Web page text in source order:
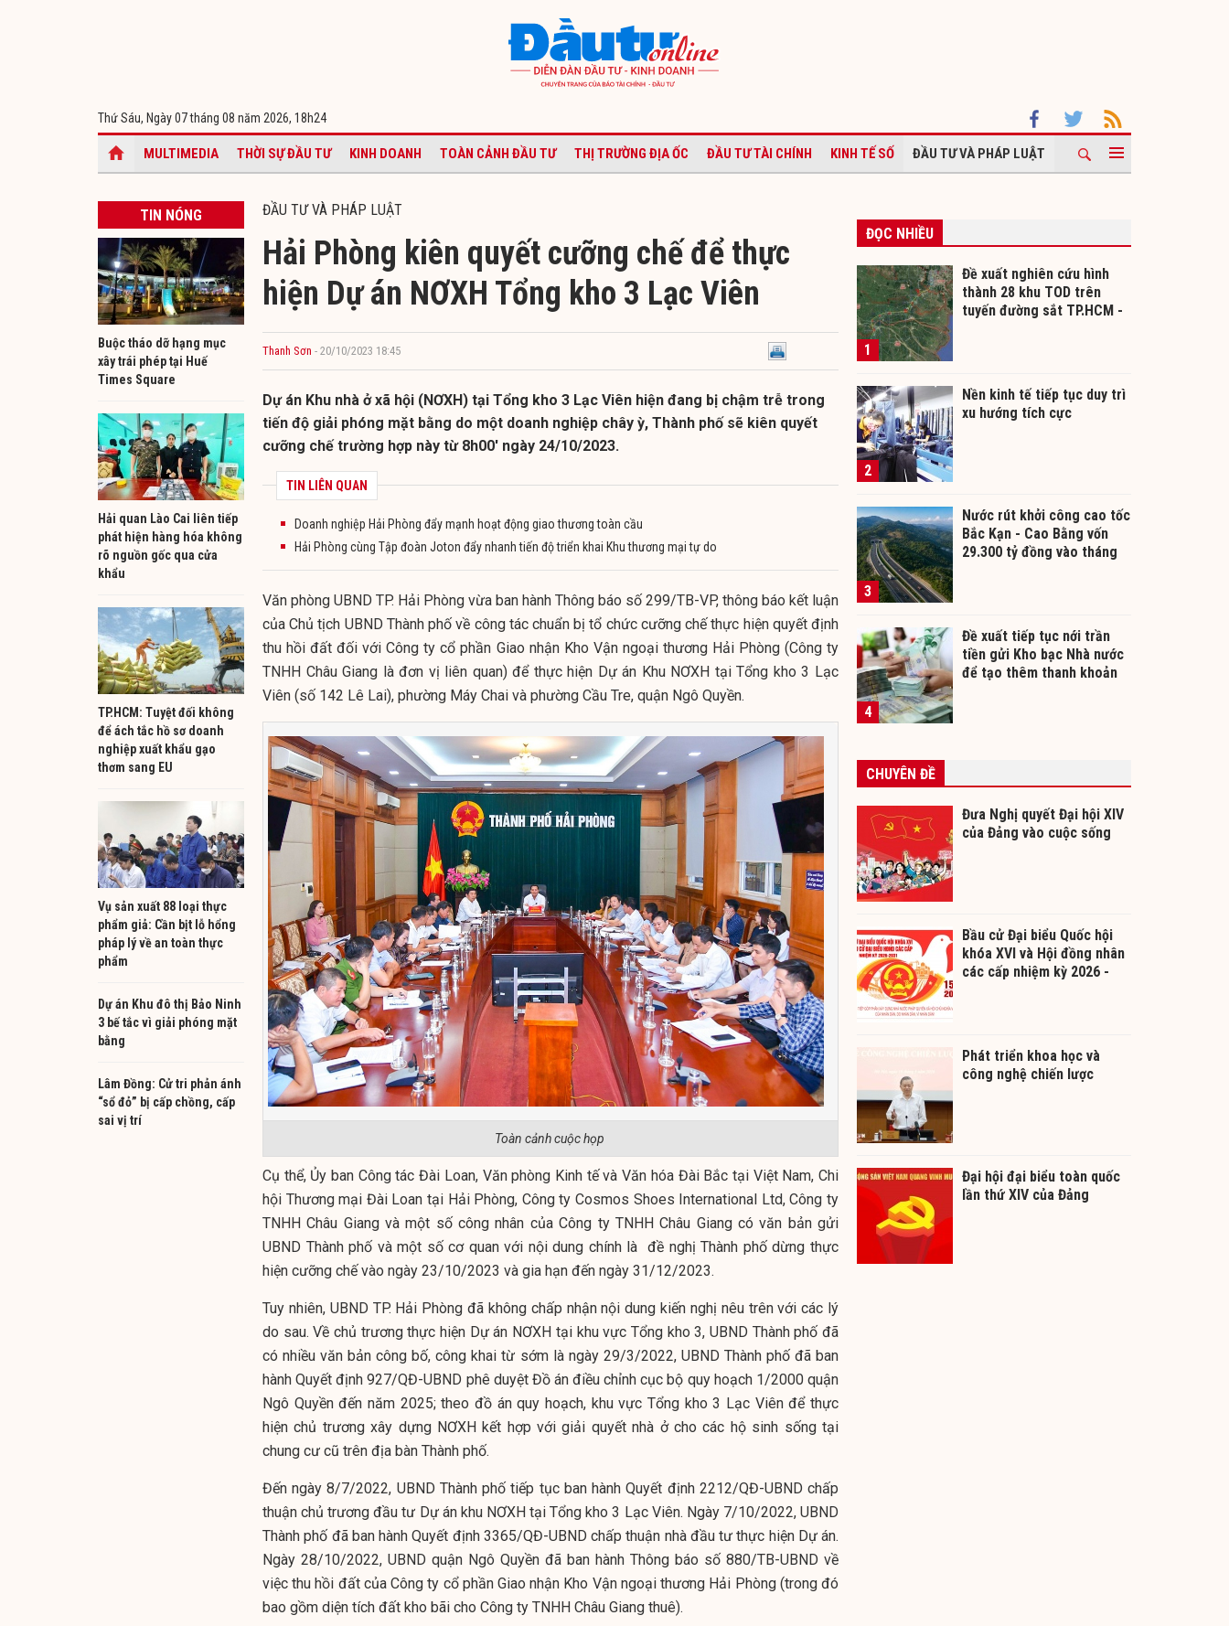
Thứ Sáu, Ngày 07 tháng 08 năm 2026, 18h24
MULTIMEDIA THỜI SỰ ĐẦU TƯ KINH DOANH TOÀN CẢNH ĐẦU TƯ THỊ TRƯỜNG ĐỊA ỐC ĐẦU TƯ TÀI CHÍNH KINH TẾ SỐ ĐẦU TƯ VÀ PHÁP LUẬT
TIN NÓNG
Buộc tháo dỡ hạng mục
xây trái phép tại Huế
Times Square
Hải quan Lào Cai liên tiếp
phát hiện hàng hóa không
rõ nguồn gốc qua cửa
khẩu
TP.HCM: Tuyệt đối không
để ách tắc hồ sơ doanh
nghiệp xuất khẩu gạo
thơm sang EU
Vụ sản xuất 88 loại thực
phẩm giả: Cần bịt lỗ hổng
pháp lý về an toàn thực
phẩm
Dự án Khu đô thị Bảo Ninh
3 bế tắc vì giải phóng mặt
bằng
Lâm Đồng: Cử tri phản ánh
“sổ đỏ” bị cấp chồng, cấp
sai vị trí
ĐẦU TƯ VÀ PHÁP LUẬT
Hải Phòng kiên quyết cưỡng chế để thực
hiện Dự án NƠXH Tổng kho 3 Lạc Viên
Thanh Sơn - 20/10/2023 18:45
Dự án Khu nhà ở xã hội (NƠXH) tại Tổng kho 3 Lạc Viên hiện đang bị chậm trễ trong
tiến độ giải phóng mặt bằng do một doanh nghiệp chây ỳ, Thành phố sẽ kiên quyết
cưỡng chế trường hợp này từ 8h00' ngày 24/10/2023.
TIN LIÊN QUAN
Doanh nghiệp Hải Phòng đẩy mạnh hoạt động giao thương toàn cầu
Hải Phòng cùng Tập đoàn Joton đẩy nhanh tiến độ triển khai Khu thương mại tự do
Văn phòng UBND TP. Hải Phòng vừa ban hành Thông báo số 299/TB-VP, thông báo kết luận
của Chủ tịch UBND Thành phố về công tác chuẩn bị tổ chức cưỡng chế thực hiện quyết định
thu hồi đất đối với Công ty cổ phần Giao nhận Kho Vận ngoại thương Hải Phòng (Công ty
TNHH Châu Giang là đơn vị liên quan) để thực hiện Dự án Khu NƠXH tại Tổng kho 3 Lạc
Viên (số 142 Lê Lai), phường Máy Chai và phường Cầu Tre, quận Ngô Quyền.
Toàn cảnh cuộc họp
Cụ thể, Ủy ban Công tác Đài Loan, Văn phòng Kinh tế và Văn hóa Đài Bắc tại Việt Nam, Chi
hội Thương mại Đài Loan tại Hải Phòng, Công ty Cosmos Shoes International Ltd, Công ty
TNHH Châu Giang và một số công nhân của Công ty TNHH Châu Giang có văn bản gửi
UBND Thành phố và một số cơ quan với nội dung chính là đề nghị Thành phố dừng thực
hiện cưỡng chế vào ngày 23/10/2023 và gia hạn đến ngày 31/12/2023.
Tuy nhiên, UBND TP. Hải Phòng đã không chấp nhận nội dung kiến nghị nêu trên với các lý
do sau. Về chủ trương thực hiện Dự án NƠXH tại khu vực Tổng kho 3, UBND Thành phố đã
có nhiều văn bản công bố, công khai từ sớm là ngày 29/3/2022, UBND Thành phố đã ban
hành Quyết định 927/QĐ-UBND phê duyệt Đồ án điều chỉnh cục bộ quy hoạch 1/2000 quận
Ngô Quyền đến năm 2025; theo đồ án quy hoạch, khu vực Tổng kho 3 Lạc Viên để thực
hiện chủ trương xây dựng NƠXH kết hợp với giải quyết nhà ở cho các hộ sinh sống tại
chung cư cũ trên địa bàn Thành phố.
Đến ngày 8/7/2022, UBND Thành phố tiếp tục ban hành Quyết định 2212/QĐ-UBND chấp
thuận chủ trương đầu tư Dự án khu NƠXH tại Tổng kho 3 Lạc Viên. Ngày 7/10/2022, UBND
Thành phố đã ban hành Quyết định 3365/QĐ-UBND chấp thuận nhà đầu tư thực hiện Dự án.
Ngày 28/10/2022, UBND quận Ngô Quyền đã ban hành Thông báo số 880/TB-UBND về
việc thu hồi đất của Công ty cổ phần Giao nhận Kho Vận ngoại thương Hải Phòng (trong đó
bao gồm diện tích đất kho bãi cho Công ty TNHH Châu Giang thuê).
ĐỌC NHIỀU
1
Đề xuất nghiên cứu hình
thành 28 khu TOD trên
tuyến đường sắt TP.HCM -
2
Nền kinh tế tiếp tục duy trì
xu hướng tích cực
3
Nước rút khởi công cao tốc
Bắc Kạn - Cao Bằng vốn
29.300 tỷ đồng vào tháng
4
Đề xuất tiếp tục nới trần
tiền gửi Kho bạc Nhà nước
để tạo thêm thanh khoản
CHUYÊN ĐỀ
Đưa Nghị quyết Đại hội XIV
của Đảng vào cuộc sống
Bầu cử Đại biểu Quốc hội
khóa XVI và Hội đồng nhân
các cấp nhiệm kỳ 2026 -
Phát triển khoa học và
công nghệ chiến lược
Đại hội đại biểu toàn quốc
lần thứ XIV của Đảng